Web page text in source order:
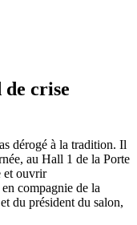
crise
dérogé à la tradition. Il
au Hall 1 de la Porte
et ouvrir
compagnie de la
du président du salon,